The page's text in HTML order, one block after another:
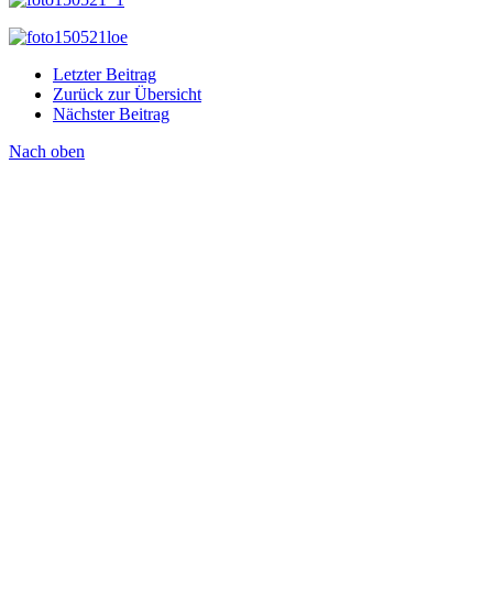
Letzter Beitrag
Zurück zur Übersicht
Nächster Beitrag
Nach oben